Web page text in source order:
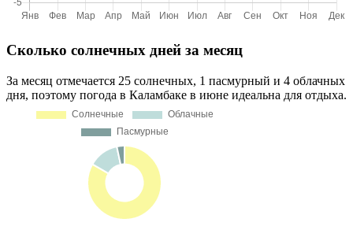
Сколько солнечных дней за месяц
За месяц отмечается 25 солнечных, 1 пасмурный и 4 облачных
дня, поэтому погода в Каламбаке в июне идеальна для отдыха.